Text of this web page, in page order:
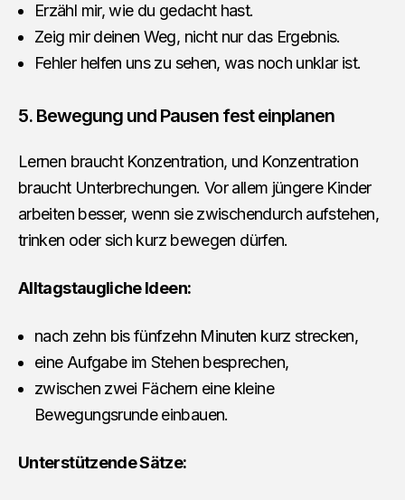
Erzähl mir, wie du gedacht hast.
Zeig mir deinen Weg, nicht nur das Ergebnis.
Fehler helfen uns zu sehen, was noch unklar ist.
5. Bewegung und Pausen fest einplanen
Lernen braucht Konzentration, und Konzentration
braucht Unterbrechungen. Vor allem jüngere Kinder
arbeiten besser, wenn sie zwischendurch aufstehen,
trinken oder sich kurz bewegen dürfen.
Alltagstaugliche Ideen:
nach zehn bis fünfzehn Minuten kurz strecken,
eine Aufgabe im Stehen besprechen,
zwischen zwei Fächern eine kleine
Bewegungsrunde einbauen.
Unterstützende Sätze: